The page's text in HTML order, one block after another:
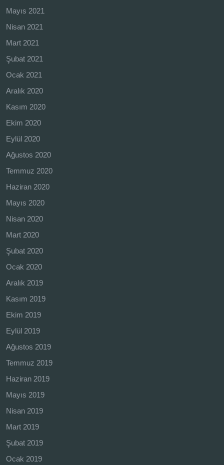
Mayıs 2021
Nisan 2021
Mart 2021
Şubat 2021
Ocak 2021
Aralık 2020
Kasım 2020
Ekim 2020
Eylül 2020
Ağustos 2020
Temmuz 2020
Haziran 2020
Mayıs 2020
Nisan 2020
Mart 2020
Şubat 2020
Ocak 2020
Aralık 2019
Kasım 2019
Ekim 2019
Eylül 2019
Ağustos 2019
Temmuz 2019
Haziran 2019
Mayıs 2019
Nisan 2019
Mart 2019
Şubat 2019
Ocak 2019